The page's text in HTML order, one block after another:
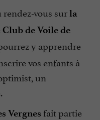
vous surla
Club de Voile de
y apprendre
vos enfants à
un
Vergnes fait partie